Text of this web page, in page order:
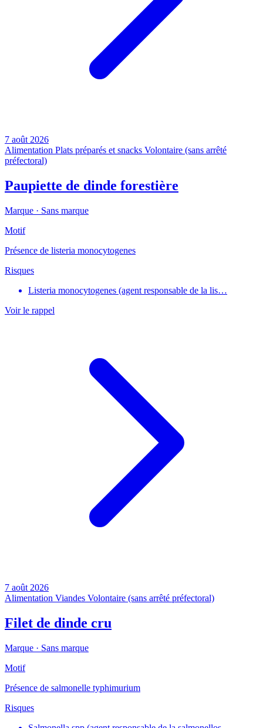
7 août 2026
Alimentation Plats préparés et snacks Volontaire (sans arrêté
préfectoral)
Paupiette de dinde forestière
Marque · Sans marque
Motif
Présence de listeria monocytogenes
Risques
Listeria monocytogenes (agent responsable de la lis…
Voir le rappel
7 août 2026
Alimentation Viandes Volontaire (sans arrêté préfectoral)
Filet de dinde cru
Marque · Sans marque
Motif
Présence de salmonelle typhimurium
Risques